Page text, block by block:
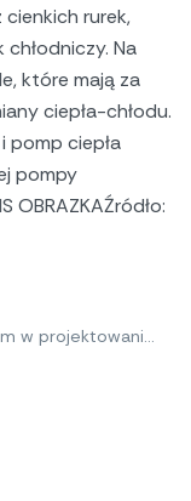
cienkich rurek,
Na
które mają za
ciepła-chłodu.
pomp ciepła
pompy
OBRAZKAŹródło:
w projektowani...